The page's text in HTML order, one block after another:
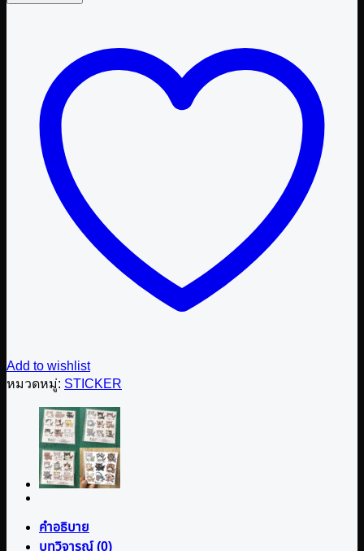
Add to wishlist
หมวดหมู่: STICKER
คำอธิบาย
บทวิจารณ์ (0)